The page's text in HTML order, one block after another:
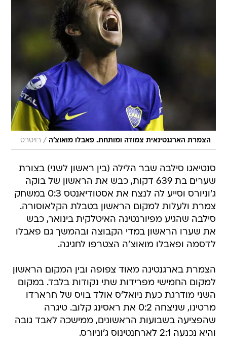
הצמרת הארגנטינאית צמודה ומותחת. פאבלו מואוצ'ה / רויטרס
סנטיאגו סילבה שבר הלילה (בין ראשון לשני) בצורת
שערים בת 639 דקות, כבש את הראשון של בוקה
ג'וניורס וסייע לה לנצח את אסטודיאנטס 0:3 במשחק
צמרת ולעלות למקום הראשון בטבלת הקלאוסורה.
סילבה שהגיע מפיורנטינה האיטלקית בינואר, כבש
את שערו הראשון במדי הקבוצה ובהמשך גם פאבלו
לדסמה ופאבלו מואוצ'ה הצטרפו לחגיגה.
הצמרת בארגנטינה מאוד צפופה ובין המקום הראשון
למקום החמישי מפרידות שתי נקודות בלבד. במקום
השני מודרגת כעת ניואל'ס אולד בויס של חרארדו
מרטינו, שניצחה 0:2 את ראסינג קלוב. טיגרה
שהפציעה בשבועות הראשונים, ממישכה לאבד גובה
והיא נכנעה 2:1 לארחנטינוס ג'וניורס.